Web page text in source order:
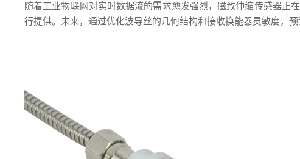
随着工业物联网对实时数据流的需求愈发强烈，磁致伸缩传感器正
行提供。未来，通过优化波导丝的几何结构和接收换能器灵敏度，